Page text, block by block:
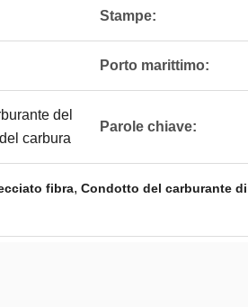
Stampe:
Porto marittimo:
del
carbura
Parole chiave:
fibra, Condotto del carburante